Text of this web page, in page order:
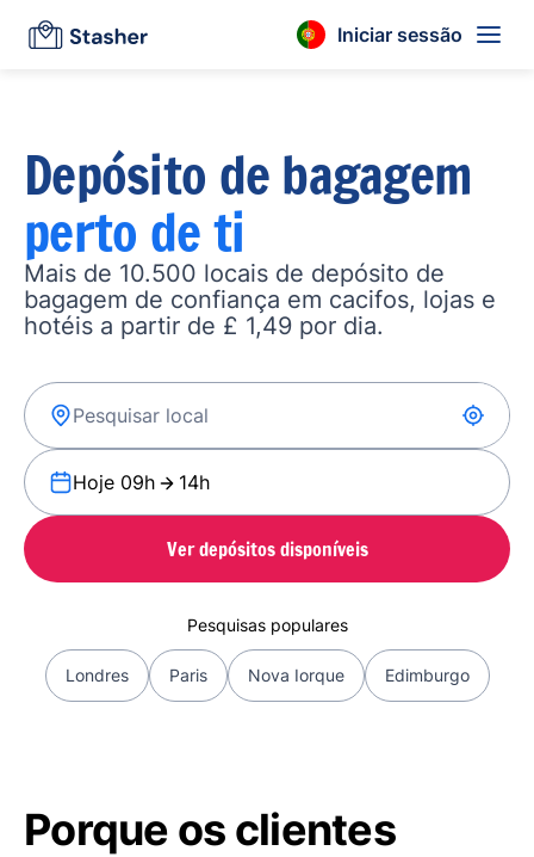
Iniciar sessão
Depósito de bagagem
perto de ti
Mais de 10.500 locais de depósito de
bagagem de confiança em cacifos, lojas e
hotéis a partir de £ 1,49 por dia.
Hoje 09h 14h
Ver depósitos disponíveis
Pesquisas populares
Londres Paris Nova Iorque Edimburgo
Porque os clientes